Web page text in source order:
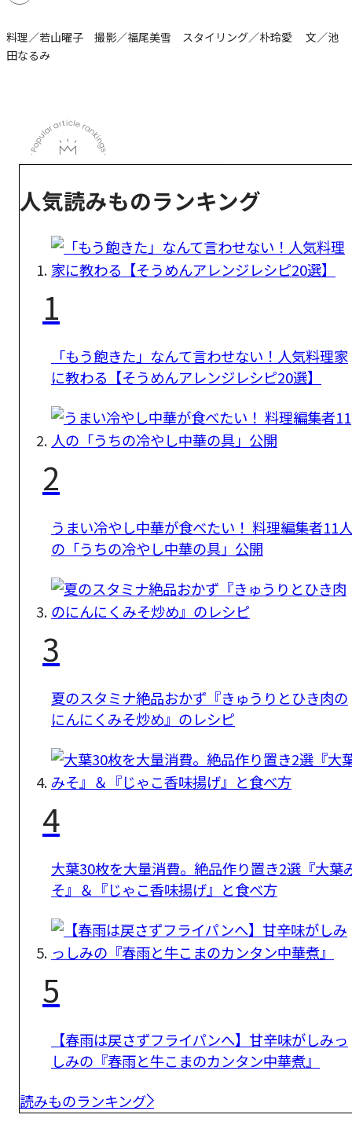
料理／若山曜子 撮影／福尾美雪 スタイリング／朴玲愛 文／池
田なるみ
人気読みものランキング
1
「もう飽きた」なんて言わせない！人気料理家
に教わる【そうめんアレンジレシピ20選】
2
うまい冷やし中華が食べたい！ 料理編集者11人
の「うちの冷やし中華の具」公開
3
夏のスタミナ絶品おかず『きゅうりとひき肉の
にんにくみそ炒め』のレシピ
4
大葉30枚を大量消費。絶品作り置き2選『大葉
そ』＆『じゃこ香味揚げ』と食べ方
5
【春雨は戻さずフライパンへ】甘辛味がしみっ
しみの『春雨と牛こまのカンタン中華煮』
読みものランキング